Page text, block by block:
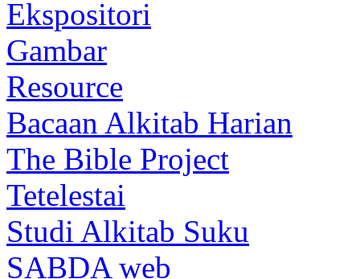
Ekspositori
Gambar
Resource
Bacaan Alkitab Harian
The Bible Project
Tetelestai
Studi Alkitab Suku
SABDA web